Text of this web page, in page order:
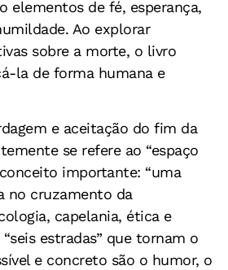
elementos de fé, esperança,
Ao explorar
sobre a morte, o livro
la de forma humana e
e aceitação do fim da
se refere ao “espaço
importante: “uma
no cruzamento da
capelania, ética e
estradas” que tornam o
e concreto são o humor, o